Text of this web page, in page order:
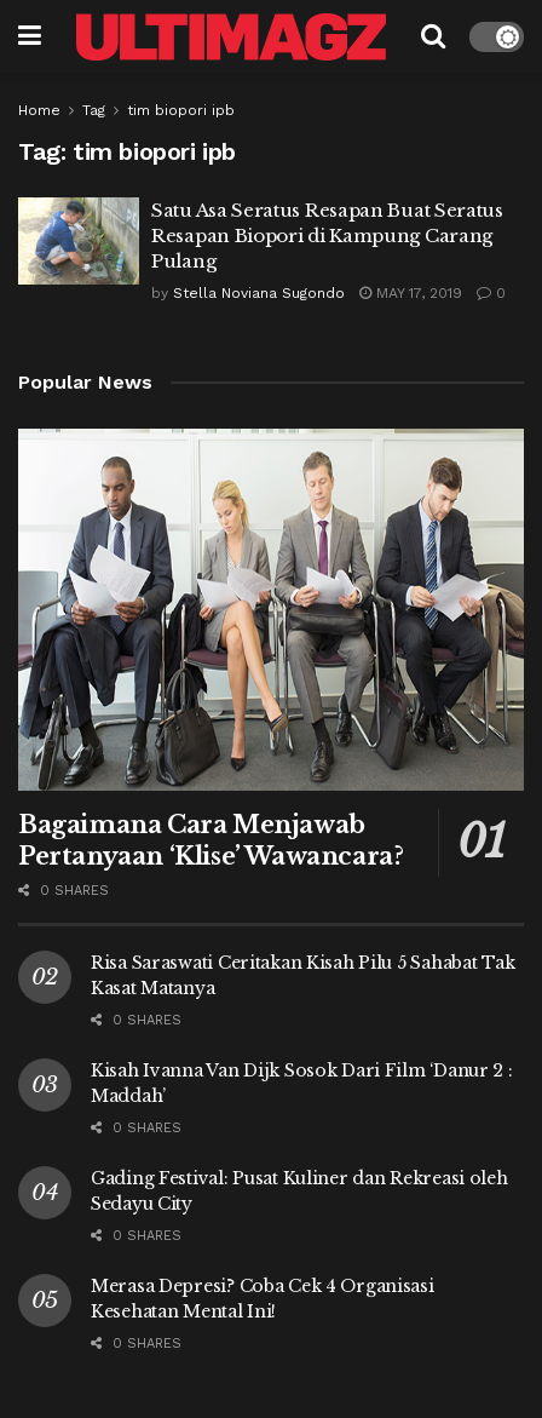
Home Tag tim biopori ipb
Tag: tim biopori ipb
Satu Asa Seratus Resapan Buat Seratus
Resapan Biopori di Kampung Carang
Pulang
by Stella Noviana Sugondo MAY 17, 2019 0
Popular News
Bagaimana Cara Menjawab
Pertanyaan ‘Klise’ Wawancara?
0 SHARES
Risa Saraswati Ceritakan Kisah Pilu 5 Sahabat Tak
Kasat Matanya
0 SHARES
Kisah Ivanna Van Dijk Sosok Dari Film ‘Danur 2 :
Maddah’
0 SHARES
Gading Festival: Pusat Kuliner dan Rekreasi oleh
Sedayu City
0 SHARES
Merasa Depresi? Coba Cek 4 Organisasi
Kesehatan Mental Ini!
0 SHARES